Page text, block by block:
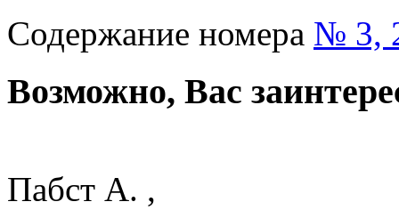
Содержание номера № 3,
Возможно, Вас
Пабст А. ,